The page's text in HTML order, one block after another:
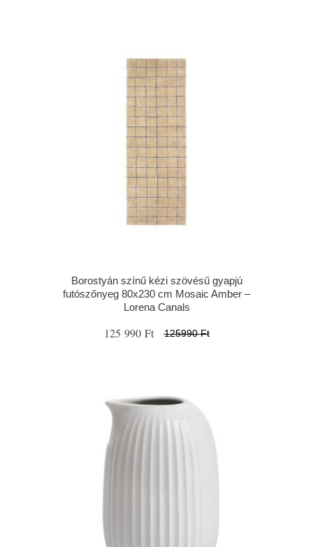
Borostyán színű kézi szövésű gyapjú
futószőnyeg 80x230 cm Mosaic Amber –
Lorena Canals
125 990 Ft 125990 Ft